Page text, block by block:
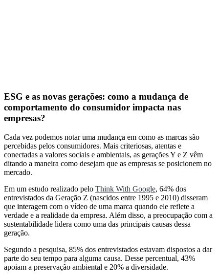
ESG e as novas gerações: como a mudança de
comportamento do consumidor impacta nas
empresas?
Cada vez podemos notar uma mudança em como as marcas são
percebidas pelos consumidores. Mais criteriosas, atentas e
conectadas a valores sociais e ambientais, as gerações Y e Z vêm
ditando a maneira como desejam que as empresas se posicionem no
mercado.
Em um estudo realizado pelo Think With Google, 64% dos
entrevistados da Geração Z (nascidos entre 1995 e 2010) disseram
que interagem com o vídeo de uma marca quando ele reflete a
verdade e a realidade da empresa. Além disso, a preocupação com a
sustentabilidade lidera como uma das principais causas dessa
geração.
Segundo a pesquisa, 85% dos entrevistados estavam dispostos a dar
parte do seu tempo para alguma causa. Desse percentual, 43%
apoiam a preservação ambiental e 20% a diversidade.